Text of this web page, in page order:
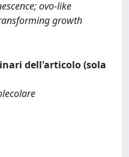
ovo-like
growth
dell'articolo (sola